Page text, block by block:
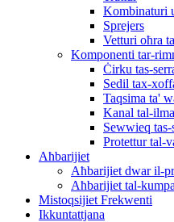
Kombinaturi
Sprejers
Vetturi oħra
Komponenti tar-
Ċirku tas-
Sedil tax-
Taqsima ta'
Kanal tal-ilma
Sewwieq
Protettur tal-
Aħbarijiet
Aħbarijiet dwar il-
Aħbarijiet tal-
Mistoqsijiet Frekwenti
Ikkuntattjana